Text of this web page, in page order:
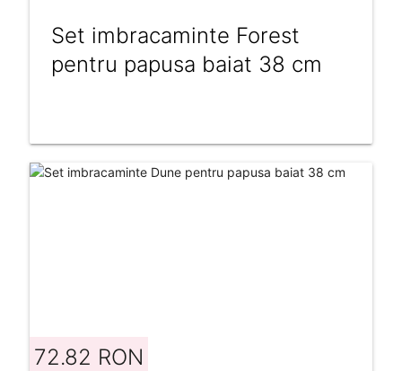
Set imbracaminte Forest
pentru papusa baiat 38 cm
72.82 RON